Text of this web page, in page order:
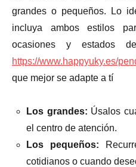
grandes o pequeños. Lo
incluya ambos estilos
ocasiones y estados
https://www.happyuky.es/
que mejor se adapte a tí
Los grandes: Úsalos
el centro de atención.
Los pequeños:
cotidianos o cuando